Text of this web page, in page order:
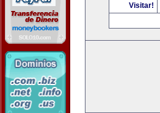
Visitar!